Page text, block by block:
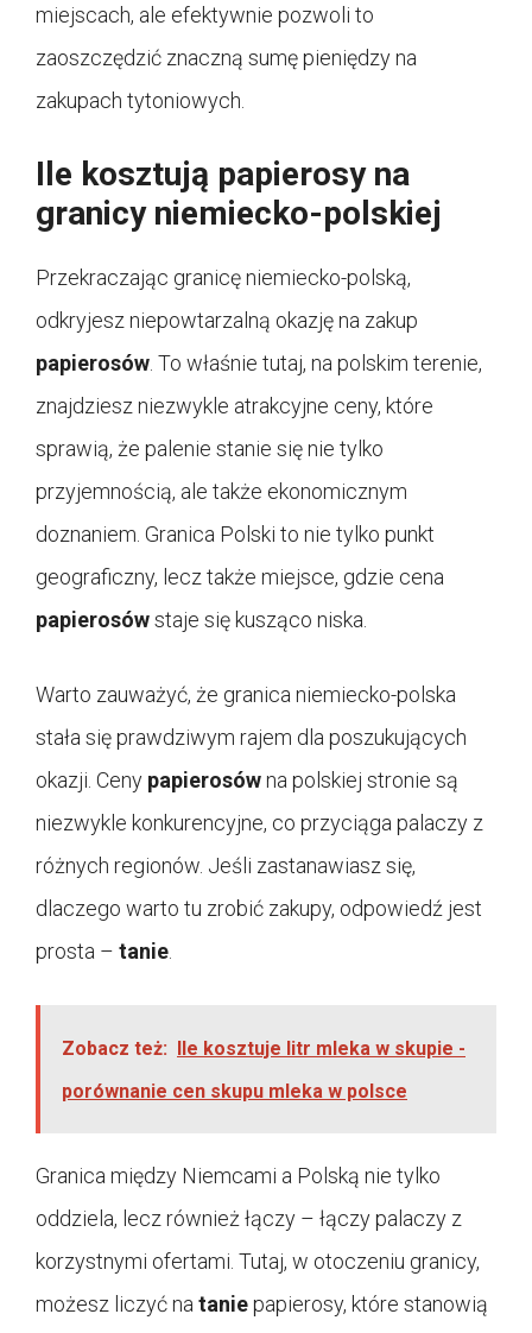
miejscach, ale efektywnie pozwoli to
zaoszczędzić znaczną sumę pieniędzy na
zakupach tytoniowych.
Ile kosztują papierosy na
granicy niemiecko-polskiej
Przekraczając granicę niemiecko-polską,
odkryjesz niepowtarzalną okazję na zakup
papierosów . To właśnie tutaj, na polskim terenie,
znajdziesz niezwykle atrakcyjne ceny, które
sprawią, że palenie stanie się nie tylko
przyjemnością, ale także ekonomicznym
doznaniem. Granica Polski to nie tylko punkt
geograficzny, lecz także miejsce, gdzie cena
papierosówstaje się kusząco niska.
Warto zauważyć, że granica niemiecko-polska
stała się prawdziwym rajem dla poszukujących
okazji. Ceny papierosówna polskiej stronie są
niezwykle konkurencyjne, co przyciąga palaczy z
różnych regionów. Jeśli zastanawiasz się,
dlaczego warto tu zrobić zakupy, odpowiedź jest
prosta – tanie
Zobacz też: Ile kosztuje litr mleka w skupie -
porównanie cen skupu mleka w polsce
Granica między Niemcami a Polską nie tylko
oddziela, lecz również łączy – łączy palaczy z
korzystnymi ofertami. Tutaj, w otoczeniu granicy,
możesz liczyć na taniepapierosy, które stanowią